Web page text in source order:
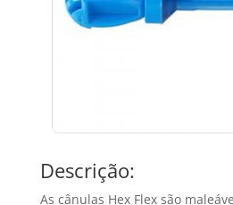
Descrição:
As cânulas Hex Flex são